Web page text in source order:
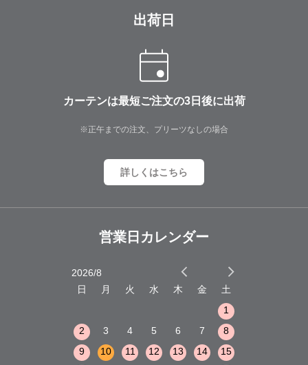
出荷日
カーテンは最短ご注文の3日後に出荷
※正午までの注文、プリーツなしの場合
詳しくはこちら
営業日カレンダー
2026/8
日
月 火 水 木 金
土
1
2
3 4 5 6 7
8
9
10 11 12 13 14
15